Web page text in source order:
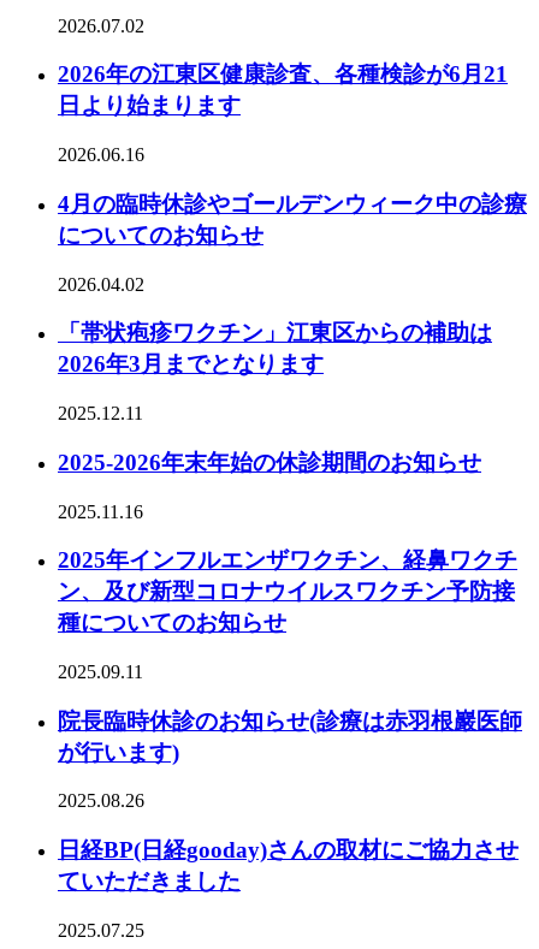
2026.07.02
2026年の江東区健康診査、各種検診が6月21
日より始まります
2026.06.16
4月の臨時休診やゴールデンウィーク中の診療
についてのお知らせ
2026.04.02
「帯状疱疹ワクチン」江東区からの補助は
2026年3月までとなります
2025.12.11
2025-2026年末年始の休診期間のお知らせ
2025.11.16
2025年インフルエンザワクチン、経鼻ワクチ
ン、及び新型コロナウイルスワクチン予防接
種についてのお知らせ
2025.09.11
院長臨時休診のお知らせ(診療は赤羽根巖医師
が行います)
2025.08.26
日経BP(日経gooday)さんの取材にご協力させ
ていただきました
2025.07.25